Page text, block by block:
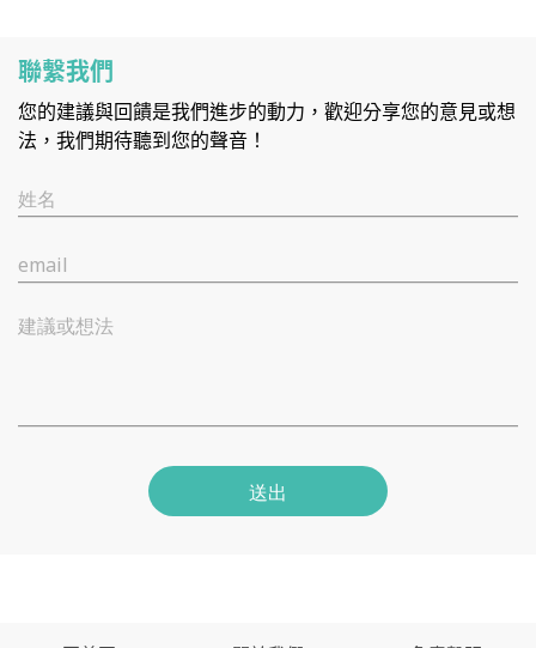
聯繫我們
您的建議與回饋是我們進步的動力，歡迎分享您的意見或想
法，我們期待聽到您的聲音！
姓名
email
建議或想法
送出